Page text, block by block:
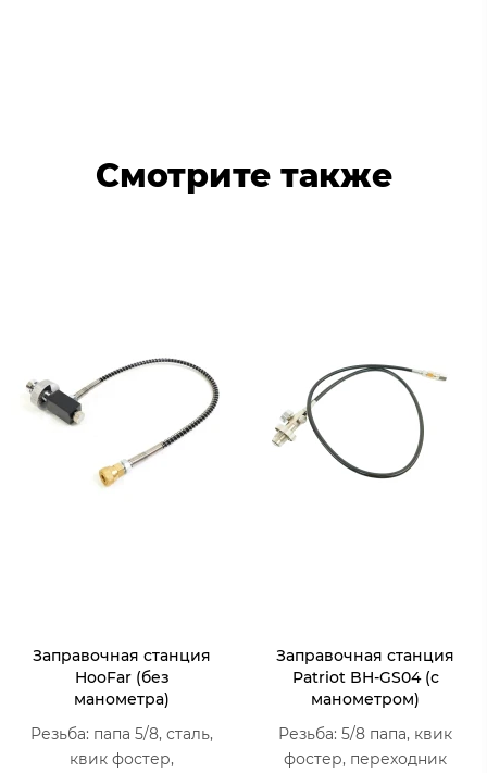
Смотрите также
Заправочная станция
HooFar (без
манометра)
Резьба: папа 5/8, сталь,
квик фостер,
Заправочная станция
Patriot BH-GS04 (с
манометром)
Резьба: 5/8 папа, квик
фостер, переходник